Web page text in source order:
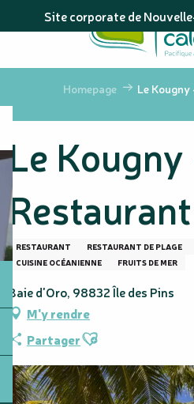
au
principal
Site corporate de
Homepage Le
Le Kougny
Restaurant
RESTAURANT RESTAURANT DE PLAGE
CUISINE OCÉANIENNE
FRUITS DE MER
Baie d'Oro, 98832 Île des Pins
M'y rendre
PartagerAjouter aux favoris